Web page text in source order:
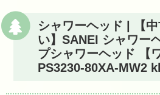
シャワーヘッド | 【
い】SANEI シャワー
プシャワーヘッド 【
PS3230-80XA-MW2